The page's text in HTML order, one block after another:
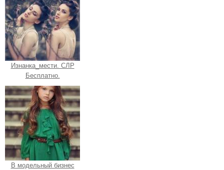
Изнанка_мести. СЛР
Бесплатно.
В модельный бизнес